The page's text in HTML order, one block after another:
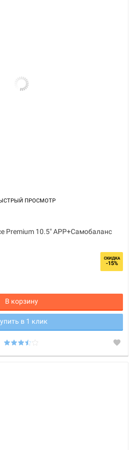
ПРОСМОТР
Premium 10.5" APP+Самобаланс
СКИДКА
-15%
В корзину
в 1 клик